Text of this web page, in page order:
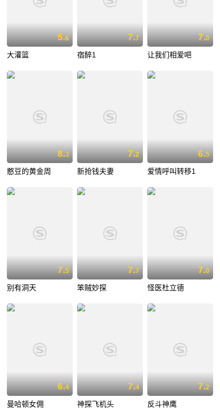
5.6
大灌篮
7.7
宿醉1
7.0
让我们相爱吧
8.3
憨豆的黄金周
7.2
新抢钱夫妻
6.5
爱情呼叫转移1
7.5
别有洞天
7.7
笨贼妙探
7.0
怪医杜立德
6.4
曼哈顿女佣
7.4
神探飞机头
7.2
反斗神鹰